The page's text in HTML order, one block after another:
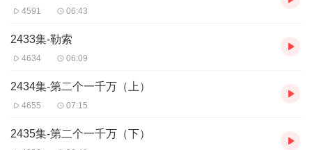
4591 06:43
2433集-勒索
4634 06:09
2434集-第二个一千万（上）
4655 07:15
2435集-第二个一千万（下）